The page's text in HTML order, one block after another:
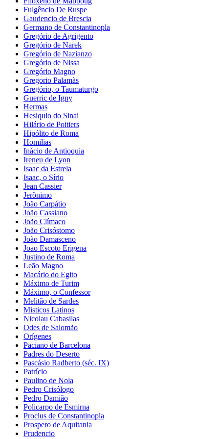
Fulgêncio De Ruspe
Gaudencio de Brescia
Germano de Constantinopla
Gregório de Agrigento
Gregório de Narek
Gregório de Nazianzo
Gregório de Nissa
Gregório Magno
Gregorio Palamàs
Gregório, o Taumaturgo
Guerric de Igny
Hermas
Hesiquio do Sinai
Hilário de Poitiers
Hipólito de Roma
Homilias
Inácio de Antioquia
Ireneu de Lyon
Isaac da Estrela
Isaac, o Sírio
Jean Cassier
Jerônimo
João Carpátio
João Cassiano
João Clímaco
João Crisóstomo
João Damasceno
Joao Escoto Erigena
Justino de Roma
Leão Magno
Macário do Egito
Máximo de Turim
Máximo, o Confessor
Melitão de Sardes
Misticos Latinos
Nicolau Cabasilas
Odes de Salomão
Orígenes
Paciano de Barcelona
Padres do Deserto
Pascásio Radberto (séc. IX)
Patrício
Paulino de Nola
Pedro Crisólogo
Pedro Damião
Policarpo de Esmirna
Proclus de Constantinopla
Prospero de Aquitania
Prudencio